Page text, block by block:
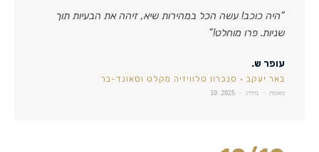
“היה כוכב! עשה הכל במהירות שיא, זיהה את הבעיות תוך
שניות. פרו מוחלט!”
עופר ש.
באר יעקב · סנכרון טלוויזיה מקלט וסאונד-בר
מאומת · מידרג · 10.2025